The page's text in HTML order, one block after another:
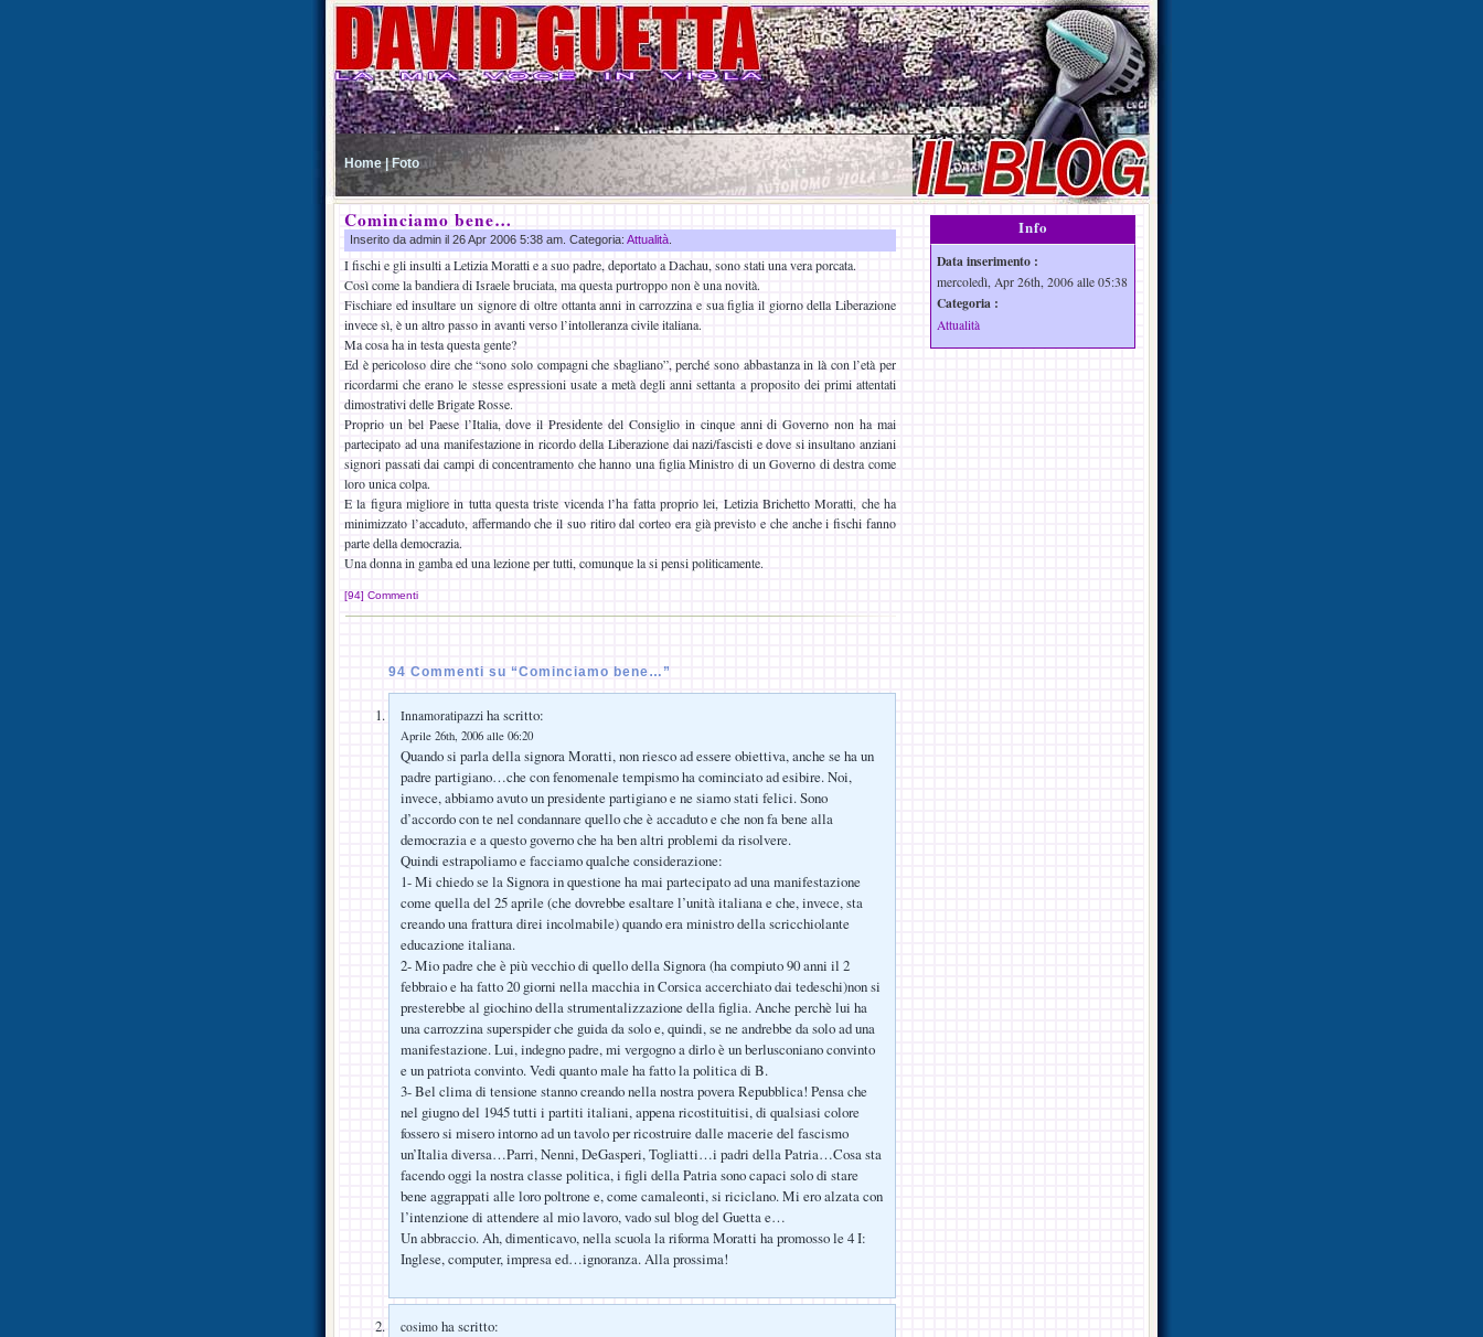
Home | Foto
Cominciamo bene…
Inserito da admin il 26 Apr 2006 5:38 am. Categoria: Attualità
I fischi e gli insulti a Letizia Moratti e a suo padre, deportato a Dachau, sono stati una vera porcata.
Così come la bandiera di Israele bruciata, ma questa purtroppo non è una novità.
Fischiare ed insultare un signore di oltre ottanta anni in carrozzina e sua figlia il giorno della Liberazione
invece sì, è un altro passo in avanti verso l’intolleranza civile italiana.
Ma cosa ha in testa questa gente?
Ed è pericoloso dire che “sono solo compagni che sbagliano”, perché sono abbastanza in là con l’età per
ricordarmi che erano le stesse espressioni usate a metà degli anni settanta a proposito dei primi attentati
dimostrativi delle Brigate Rosse.
Proprio un bel Paese l’Italia, dove il Presidente del Consiglio in cinque anni di Governo non ha mai
partecipato ad una manifestazione in ricordo della Liberazione dai nazi/fascisti e dove si insultano anziani
signori passati dai campi di concentramento che hanno una figlia Ministro di un Governo di destra come
loro unica colpa.
E la figura migliore in tutta questa triste vicenda l’ha fatta proprio lei, Letizia Brichetto Moratti, che ha
minimizzato l’accaduto, affermando che il suo ritiro dal corteo era già previsto e che anche i fischi fanno
parte della democrazia.
Una donna in gamba ed una lezione per tutti, comunque la si pensi politicamente.
[94] Commenti
94 Commenti su “Cominciamo bene…”
Innamoratipazzi ha scritto:
Aprile 26th, 2006 alle 06:20
Quando si parla della signora Moratti, non riesco ad essere obiettiva, anche se ha un
padre partigiano…che con fenomenale tempismo ha cominciato ad esibire. Noi,
invece, abbiamo avuto un presidente partigiano e ne siamo stati felici. Sono
d’accordo con te nel condannare quello che è accaduto e che non fa bene alla
democrazia e a questo governo che ha ben altri problemi da risolvere.
Quindi estrapoliamo e facciamo qualche considerazione:
1- Mi chiedo se la Signora in questione ha mai partecipato ad una manifestazione
come quella del 25 aprile (che dovrebbe esaltare l’unità italiana e che, invece, sta
creando una frattura direi incolmabile) quando era ministro della scricchiolante
educazione italiana.
2- Mio padre che è più vecchio di quello della Signora (ha compiuto 90 anni il 2
febbraio e ha fatto 20 giorni nella macchia in Corsica accerchiato dai tedeschi)non si
presterebbe al giochino della strumentalizzazione della figlia. Anche perchè lui ha
una carrozzina superspider che guida da solo e, quindi, se ne andrebbe da solo ad una
manifestazione. Lui, indegno padre, mi vergogno a dirlo è un berlusconiano convinto
e un patriota convinto. Vedi quanto male ha fatto la politica di B.
3- Bel clima di tensione stanno creando nella nostra povera Repubblica! Pensa che
nel giugno del 1945 tutti i partiti italiani, appena ricostituitisi, di qualsiasi colore
fossero si misero intorno ad un tavolo per ricostruire dalle macerie del fascismo
un’Italia diversa…Parri, Nenni, DeGasperi, Togliatti…i padri della Patria…Cosa sta
facendo oggi la nostra classe politica, i figli della Patria sono capaci solo di stare
bene aggrappati alle loro poltrone e, come camaleonti, si riciclano. Mi ero alzata con
l’intenzione di attendere al mio lavoro, vado sul blog del Guetta e…
Un abbraccio. Ah, dimenticavo, nella scuola la riforma Moratti ha promosso le 4 I:
Inglese, computer, impresa ed…ignoranza. Alla prossima!
cosimo ha scritto:
Info
Data inserimento :
mercoledì, Apr 26th, 2006 alle 05:38
Categoria :
Attualità